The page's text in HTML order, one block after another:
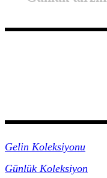
Gelin Koleksiyonu
Günlük Koleksiyon